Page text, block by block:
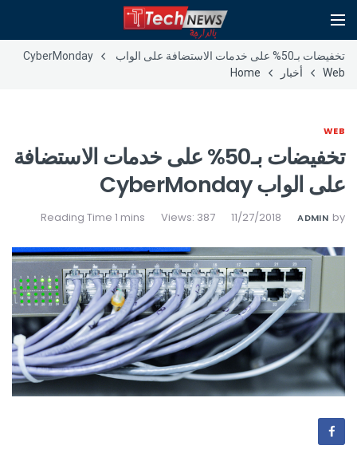
تخفيضات بـ50% على خدمات الاستضافة على الواب CyberMonday
Web
أخبار Home
WEB
تخفيضات بـ50% على خدمات الاستضافة
على الواب CyberMonday
by
ADMIN
11/27/2018
Views: 387